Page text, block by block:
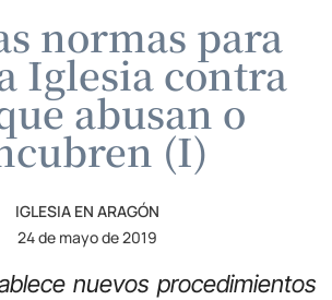
normas para
Iglesia contra
abusan o
(I)
IGLESIA EN ARAGÓN
24 de mayo de 2019
nuevos procedimientos